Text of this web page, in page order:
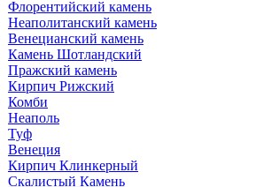
Флорентийский камень
Неаполитанский камень
Венецианский камень
Камень Шотландский
Пражский камень
Кирпич Рижский
Комби
Неаполь
Туф
Венеция
Кирпич Клинкерный
Скалистый Камень